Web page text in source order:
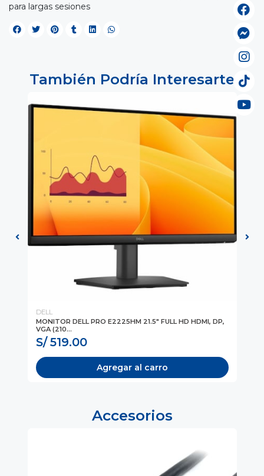
para largas sesiones
También Podría Interesarte
DELL
MONITOR DELL PRO E2225HM 21.5" FULL HD HDMI, DP,
VGA (210...
S/ 519.00
Agregar al carro
Accesorios